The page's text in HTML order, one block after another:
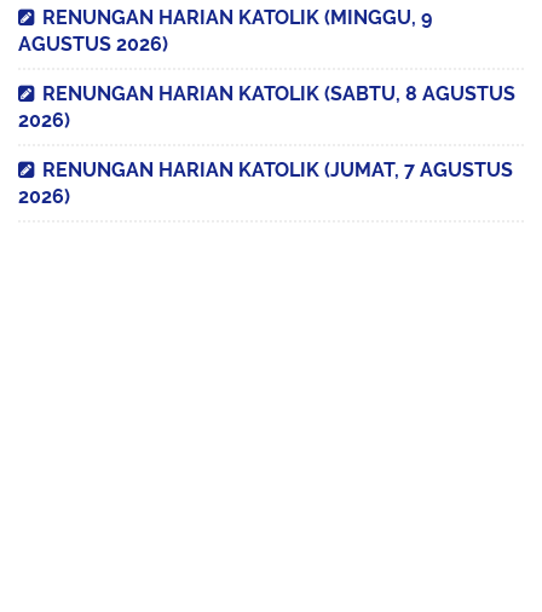
RENUNGAN HARIAN KATOLIK (MINGGU, 9
AGUSTUS 2026)
RENUNGAN HARIAN KATOLIK (SABTU, 8 AGUSTUS
2026)
RENUNGAN HARIAN KATOLIK (JUMAT, 7 AGUSTUS
2026)